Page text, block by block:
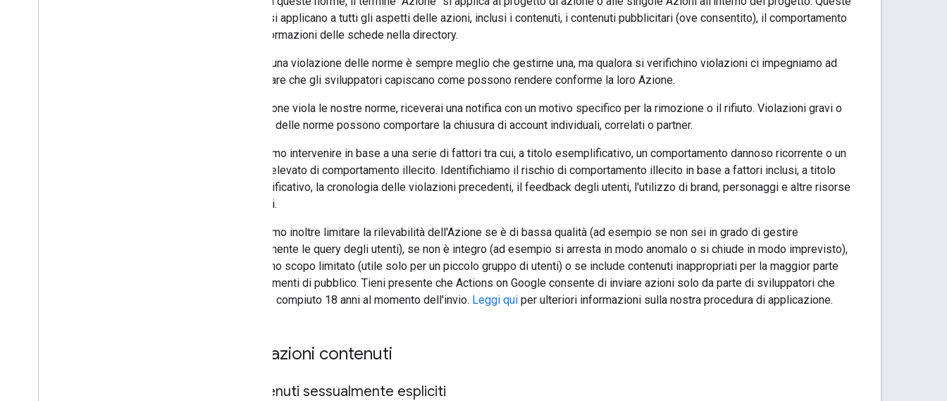
norme si applicano a tutti gli aspetti delle azioni, inclusi i contenuti, i contenuti pubblicitari (ove consentito), il comportamento
e le informazioni delle schede nella directory.
Evitare una violazione delle norme è sempre meglio che gestirne una, ma qualora si verifichino violazioni ci impegniamo ad
assicurare che gli sviluppatori capiscano come possono rendere conforme la loro Azione.
Se l'Azione viola le nostre norme, riceverai una notifica con un motivo specifico per la rimozione o il rifiuto. Violazioni gravi o
ripetute delle norme possono comportare la chiusura di account individuali, correlati o partner.
Potremmo intervenire in base a una serie di fattori tra cui, a titolo esemplificativo, un comportamento dannoso ricorrente o un
rischio elevato di comportamento illecito. Identifichiamo il rischio di comportamento illecito in base a fattori inclusi, a titolo
esemplificativo, la cronologia delle violazioni precedenti, il feedback degli utenti, l'utilizzo di brand, personaggi e altre risorse
popolari.
Potremmo inoltre limitare la rilevabilità dell'Azione se è di bassa qualità (ad esempio se non sei in grado di gestire
agevolmente le query degli utenti), se non è integro (ad esempio si arresta in modo anomalo o si chiude in modo imprevisto),
se ha uno scopo limitato (utile solo per un piccolo gruppo di utenti) o se include contenuti inappropriati per la maggior parte
dei segmenti di pubblico. Tieni presente che Actions on Google consente di inviare azioni solo da parte di sviluppatori che
abbiano compiuto 18 anni al momento dell'invio. Leggi qui per ulteriori informazioni sulla nostra procedura di applicazione.
Limitazioni contenuti
Contenuti sessualmente espliciti